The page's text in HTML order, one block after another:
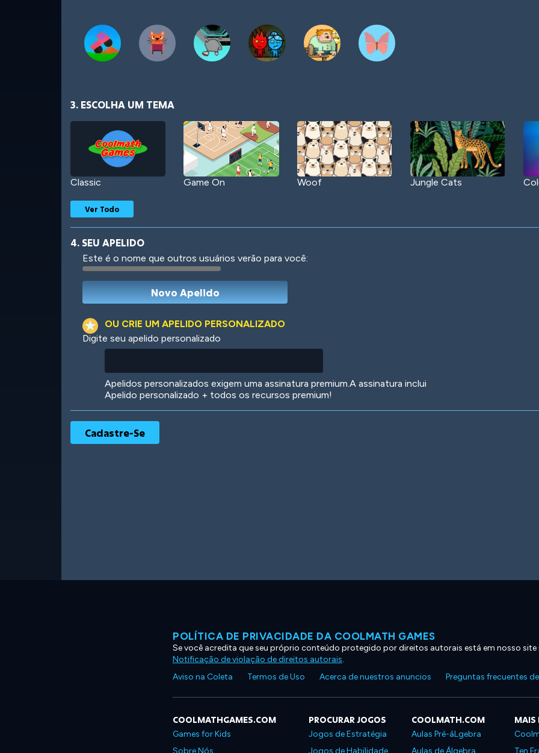
3. ESCOLHA UM TEMA
Classic Game On Woof Jungle Cats
Robotic International
Ver Todo
4. SEU APELIDO
Este é o nome que outros usuários verão para você:
OU CRIE UM APELIDO PERSONALIZADO
Digite seu apelido personalizado
Apelidos personalizados exigem uma assinatura premium.A assinatura inclui
Apelido personalizado + todos os recursos premium!
POLÍTICA DE PRIVACIDADE DA COOLMATH GAMES
Se você acredita que seu próprio conteúdo protegido por direitos autorais está em nosso site
Notificação de violação de direitos autorais.
Aviso na Coleta
Termos de Uso Acerca de nuestros anuncios Preguntas frecuentes
COOLMATHGAMES.COM
Games for Kids
Sobre Nós
PROCURAR JOGOS
Jogos de Estratégia
Jogos de Habilidade
COOLMATH.COM
Aulas Pré-áLgebra
Aulas de Álgebra
MAIS
Ten